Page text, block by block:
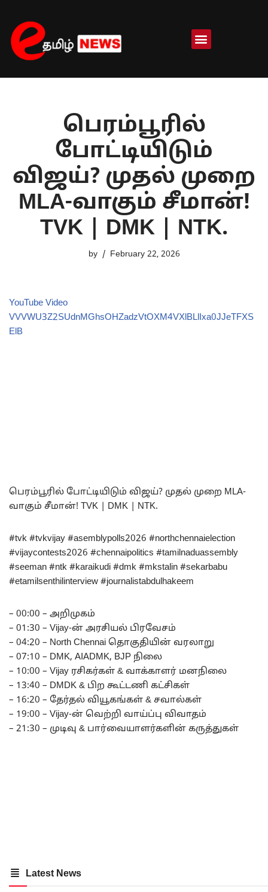
Skip
to
content
பெரம்பூரில்
போட்டியிடும்
விஜய்? முதல் முறை
MLA-வாகும் சீமான்!
TVK | DMK | NTK.
by February 22, 2026
YouTube Video
VVVWU3Z2SUdnMGhsOHZadzVtOXM4VXlBLlIxa0JJeTFXS
ElB
பெரம்பூரில் போட்டியிடும் விஜய்? முதல் முறை MLA-
வாகும் சீமான்! TVK | DMK | NTK.
#tvk #tvkvijay #asemblypolls2026 #northchennaielection
#vijaycontests2026 #chennaipolitics #tamilnaduassembly
#seeman #ntk #karaikudi #dmk #mkstalin #sekarbabu
#etamilsenthilinterview #journalistabdulhakeem
– 00:00 – அறிமுகம்
– 01:30 – Vijay-ன் அரசியல் பிரவேசம்
– 04:20 – North Chennai தொகுதியின் வரலாறு
– 07:10 – DMK, AIADMK, BJP நிலை
– 10:00 – Vijay ரசிகர்கள் & வாக்காளர் மனநிலை
– 13:40 – DMDK & பிற கூட்டணி கட்சிகள்
– 16:20 – தேர்தல் வியூகங்கள் & சவால்கள்
– 19:00 – Vijay-ன் வெற்றி வாய்ப்பு விவாதம்
– 21:30 – முடிவு & பார்வையாளர்களின் கருத்துகள்
Latest News